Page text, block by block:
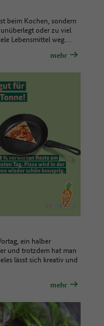
beim Kochen, sondern
oder zu viel
Lebensmittel weg.…
mehr
© BMLEH
ein halber
und trotzdem hat man
lässt sich kreativ und
mehr